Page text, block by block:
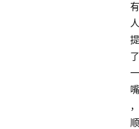
有
人
提
了
一
嘴
，
顺